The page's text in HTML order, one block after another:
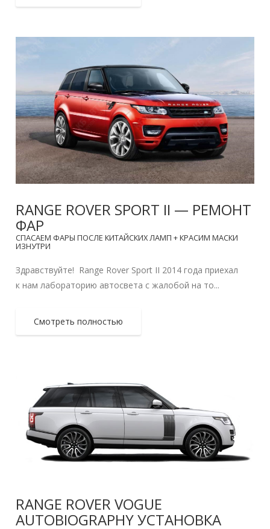
RANGE ROVER SPORT II — РЕМОНТ
ФАР
СПАСАЕМ ФАРЫ ПОСЛЕ КИТАЙСКИХ ЛАМП + КРАСИМ МАСКИ
ИЗНУТРИ
Здравствуйте! Range Rover Sport II 2014 года приехал
к нам лабораторию автосвета с жалобой на то...
Смотреть полностью
RANGE ROVER VOGUE
AUTOBIOGRAPHY УСТАНОВКА